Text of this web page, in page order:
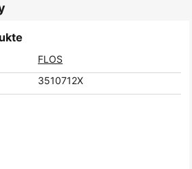
FLOS
3510712X